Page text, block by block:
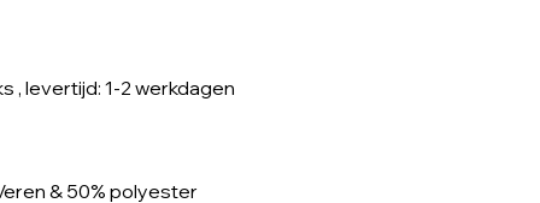
, levertijd: 1-2 werkdagen
& 50% polyester